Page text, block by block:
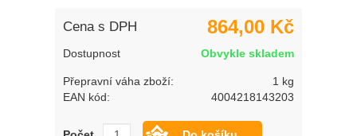
Cena s DPH 864,00 Kč
Dostupnost Obvykle skladem
Přepravní váha zboží:
1 kg
EAN kód:
4004218143203